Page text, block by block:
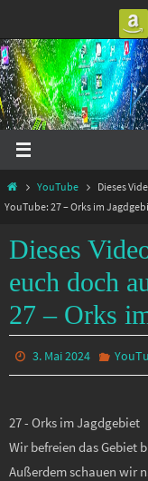
Inhalt
springen
StartYouTube
Dieses
YouTube: 27 – Orks im
Dieses
euch doch
27 – Orks
3. Mai 2024
27 - Orks im Jagdgebiet
Wir befreien das Gebiet
Außerdem schauen wir